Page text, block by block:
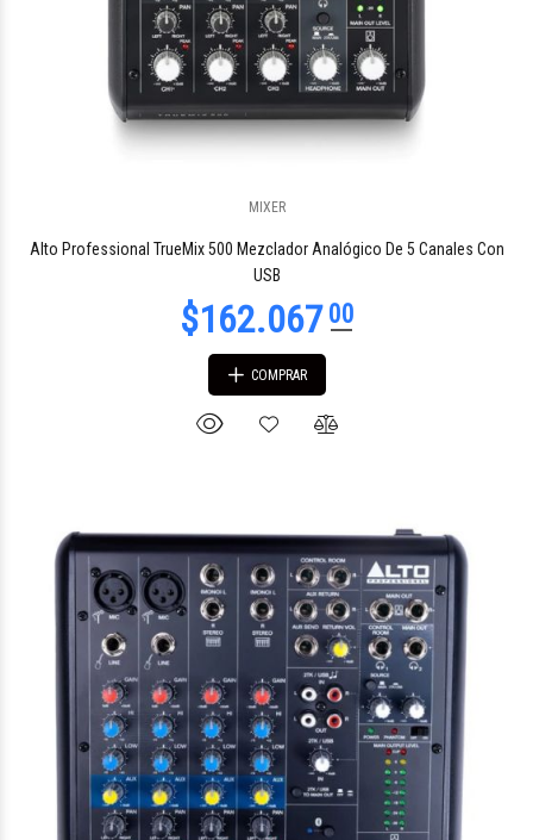
MIXER
Alto Professional TrueMix 500 Mezclador Analógico De 5 Canales Con
USB
COMPRAR
$1.554.07252